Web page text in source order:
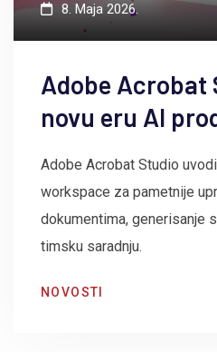
8. Maja 2026.
Adobe Acrobat
novu eru AI
Adobe Acrobat Studio
workspace za pametnije
dokumentima, generisanje
timsku saradnju.
NOVOSTI